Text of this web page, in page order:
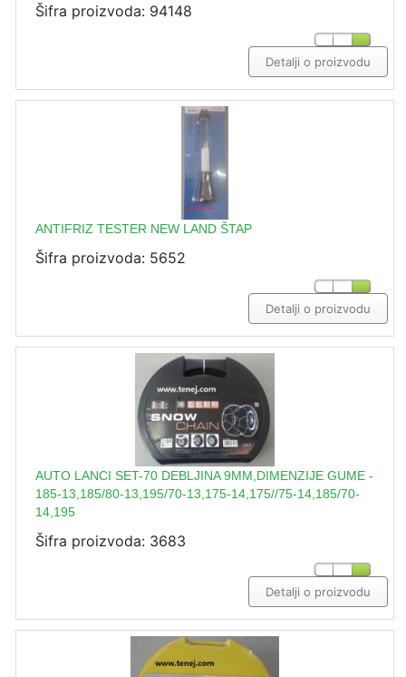
Šifra proizvoda: 94148
Detalji o proizvodu
ANTIFRIZ TESTER NEW LAND ŠTAP
Šifra proizvoda: 5652
Detalji o proizvodu
AUTO LANCI SET-70 DEBLJINA 9MM,DIMENZIJE GUME -
185-13,185/80-13,195/70-13,175-14,175//75-14,185/70-
14,195
Šifra proizvoda: 3683
Detalji o proizvodu